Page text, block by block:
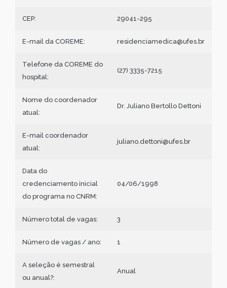
CEP: 29041-295
E-mail da COREME: residenciamedica@ufes.br
Telefone da COREME do
hospital:
(27) 3335-7215
Nome do coordenador
atual:
Dr. Juliano Bertollo Dettoni
E-mail coordenador
atual:
juliano.dettoni@ufes.br
Data do
credenciamento inicial
do programa no CNRM:
04/06/1998
Número total de vagas: 3
Número de vagas / ano: 1
A seleção é semestral
ou anual?:
Anual